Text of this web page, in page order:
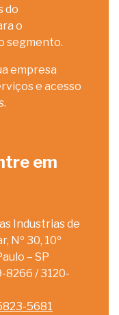
do
o
segmento.
empresa
e acesso
em
Industrias de
Nº 30, 10º
– SP
8266 / 3120-
5681